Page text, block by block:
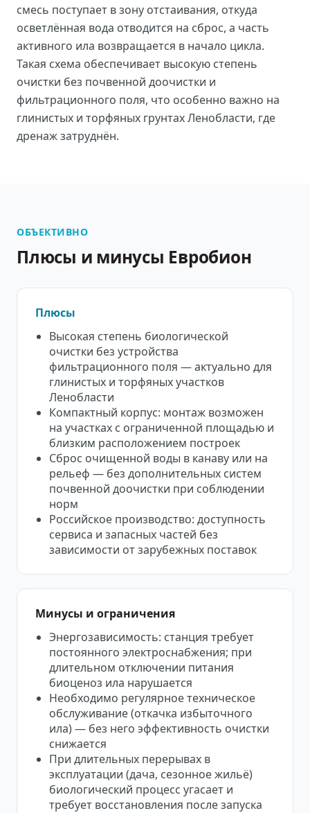
смесь поступает в зону отстаивания, откуда
осветлённая вода отводится на сброс, а часть
активного ила возвращается в начало цикла.
Такая схема обеспечивает высокую степень
очистки без почвенной доочистки и
фильтрационного поля, что особенно важно на
глинистых и торфяных грунтах Ленобласти, где
дренаж затруднён.
ОБЪЕКТИВНО
Плюсы и минусы Евробион
Плюсы
Высокая степень биологической
очистки без устройства
фильтрационного поля — актуально для
глинистых и торфяных участков
Ленобласти
Компактный корпус: монтаж возможен
на участках с ограниченной площадью и
близким расположением построек
Сброс очищенной воды в канаву или на
рельеф — без дополнительных систем
почвенной доочистки при соблюдении
норм
Российское производство: доступность
сервиса и запасных частей без
зависимости от зарубежных поставок
Минусы и ограничения
Энергозависимость: станция требует
постоянного электроснабжения; при
длительном отключении питания
биоценоз ила нарушается
Необходимо регулярное техническое
обслуживание (откачка избыточного
ила) — без него эффективность очистки
снижается
При длительных перерывах в
эксплуатации (дача, сезонное жильё)
биологический процесс угасает и
требует восстановления после запуска